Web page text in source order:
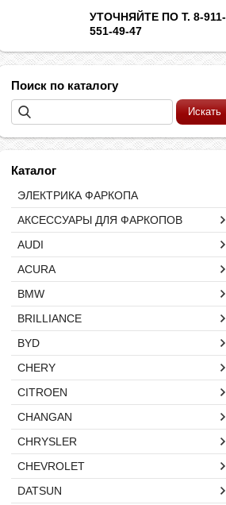
УТОЧНЯЙТЕ ПО Т. 8-911-
551-49-47
Поиск по каталогу
Каталог
ЭЛЕКТРИКА ФАРКОПА
АКСЕССУАРЫ ДЛЯ ФАРКОПОВ
AUDI
ACURA
BMW
BRILLIANCE
BYD
CHERY
CITROEN
CHANGAN
CHRYSLER
CHEVROLET
DATSUN